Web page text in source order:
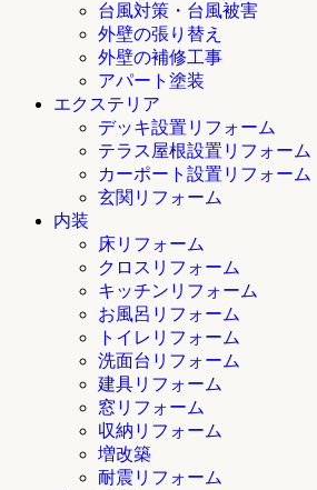
台風対策・台風被害
外壁の張り替え
外壁の補修工事
アパート塗装
エクステリア
デッキ設置リフォーム
テラス屋根設置リフォーム
カーポート設置リフォーム
玄関リフォーム
内装
床リフォーム
クロスリフォーム
キッチンリフォーム
お風呂リフォーム
トイレリフォーム
洗面台リフォーム
建具リフォーム
窓リフォーム
収納リフォーム
増改築
耐震リフォーム